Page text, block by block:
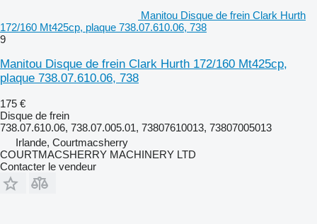
Manitou Disque de frein Clark Hurth
172/160 Mt425cp, plaque 738.07.610.06, 738
9
Manitou Disque de frein Clark Hurth 172/160 Mt425cp,
plaque 738.07.610.06, 738
175 €
Disque de frein
738.07.610.06, 738.07.005.01, 73807610013, 73807005013
Irlande, Courtmacsherry
COURTMACSHERRY MACHINERY LTD
Contacter le vendeur